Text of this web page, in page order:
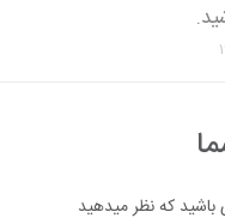
باشید که نظر میدهید